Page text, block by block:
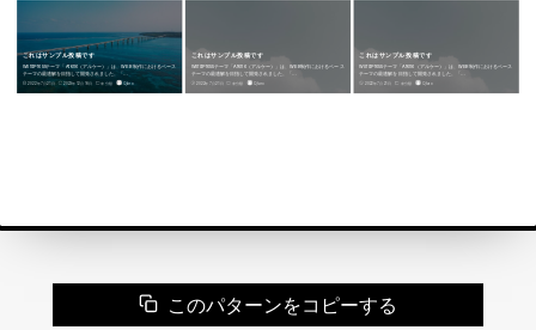
このパターンをコピーする